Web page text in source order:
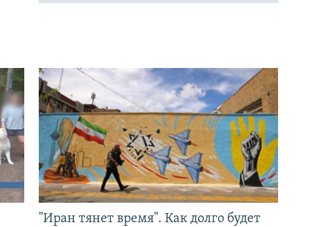
"Иран тянет время". Как долго будет